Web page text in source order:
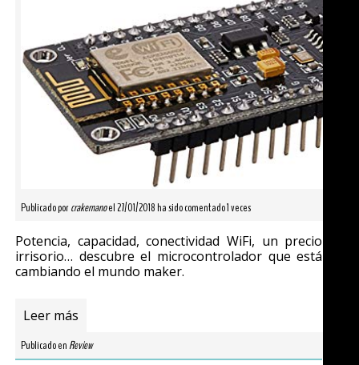
Publicado porcrakernanoel 27/01/2018 ha sido comentado 1 veces
Potencia, capacidad, conectividad WiFi, un precio
irrisorio… descubre el microcontrolador que está
cambiando el mundo maker.
Leer más
Publicado en Review